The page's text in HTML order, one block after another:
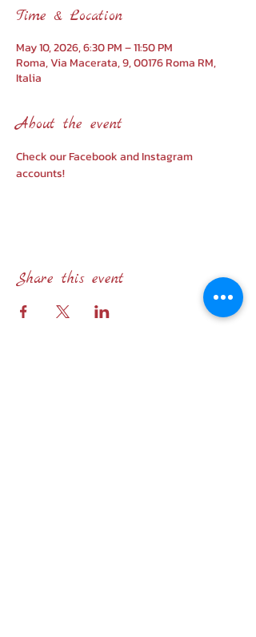
Time & Location
May 10, 2026, 6:30 PM – 11:50 PM
Roma, Via Macerata, 9, 00176 Roma RM,
Italia
About the event
Check our Facebook and Instagram
accounts!
Share this event